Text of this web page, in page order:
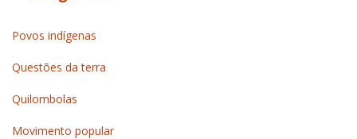
Povos indígenas
Questões da terra
Quilombolas
Movimento popular